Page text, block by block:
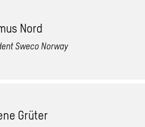
Nord
Sweco Norway
Grüter